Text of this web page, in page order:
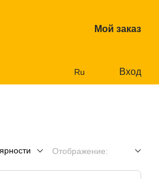
Мой заказ
Ru Вход
Отображение: